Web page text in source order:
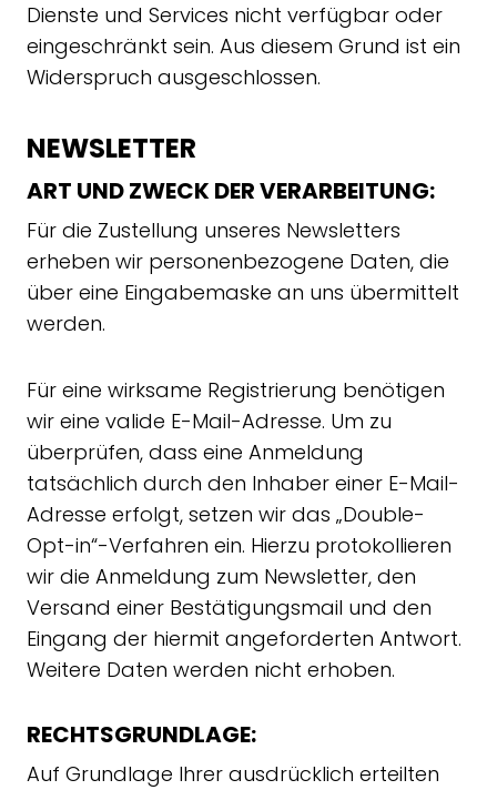
Dienste und Services nicht verfügbar oder
eingeschränkt sein. Aus diesem Grund ist ein
Widerspruch ausgeschlossen.
NEWSLETTER
ART UND ZWECK DER VERARBEITUNG:
Für die Zustellung unseres Newsletters
erheben wir personenbezogene Daten, die
über eine Eingabemaske an uns übermittelt
werden.
Für eine wirksame Registrierung benötigen
wir eine valide E-Mail-Adresse. Um zu
überprüfen, dass eine Anmeldung
tatsächlich durch den Inhaber einer E-Mail-
Adresse erfolgt, setzen wir das „Double-
Opt-in“-Verfahren ein. Hierzu protokollieren
wir die Anmeldung zum Newsletter, den
Versand einer Bestätigungsmail und den
Eingang der hiermit angeforderten Antwort.
Weitere Daten werden nicht erhoben.
RECHTSGRUNDLAGE:
Auf Grundlage Ihrer ausdrücklich erteilten